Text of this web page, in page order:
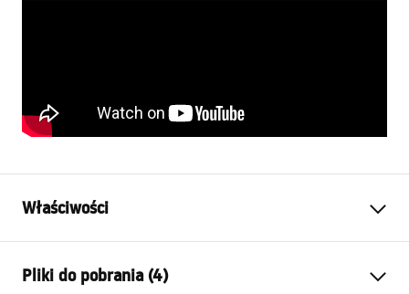
Właściwości
Sposób montażu:
Pliki do pobrania (4)